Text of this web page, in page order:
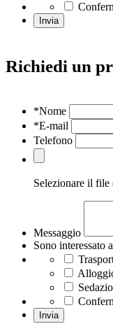
Invia
Richiedi un
*Nome
*E-mail
Telefono
Selezionare il
Messaggio
Sono interessato
Invia